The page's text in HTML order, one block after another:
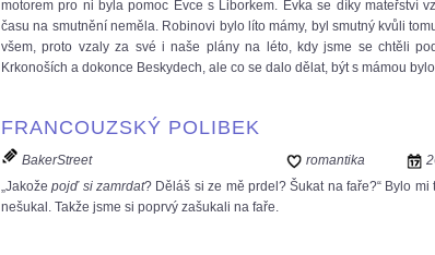
motorem pro ni byla pomoc Evce s Liborkem. Evka se díky mateřství
času na smutnění neměla. Robinovi bylo líto mámy, byl smutný kvůli
všem, proto vzaly za své i naše plány na léto, kdy jsme se chtěli
Krkonoších a dokonce Beskydech, ale co se dalo dělat, být s mámou
FRANCOUZSKÝ POLIBEK
BakerStreet romantika
„Jakožepojď si zamrdat? Děláš si ze mě prdel? Šukat na faře?“ Bylo
nešukal. Takže jsme si poprvý zašukali na faře.